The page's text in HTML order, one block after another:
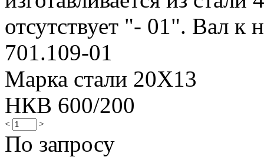
отсутствует "- 01". Вал к
701.109-01
Марка стали 20Х13
НКВ 600/200
< >
По запросу